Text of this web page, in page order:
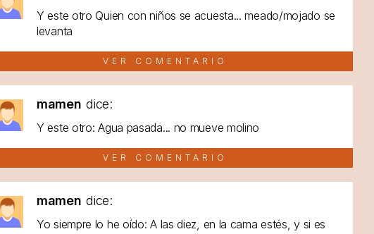
Y este otro Quien con niños se acuesta... meado/mojado se
levanta
VER COMENTARIO
mamen dice:
Y este otro: Agua pasada... no mueve molino
VER COMENTARIO
mamen dice:
Yo siempre lo he oído: A las diez, en la cama estés, y si es